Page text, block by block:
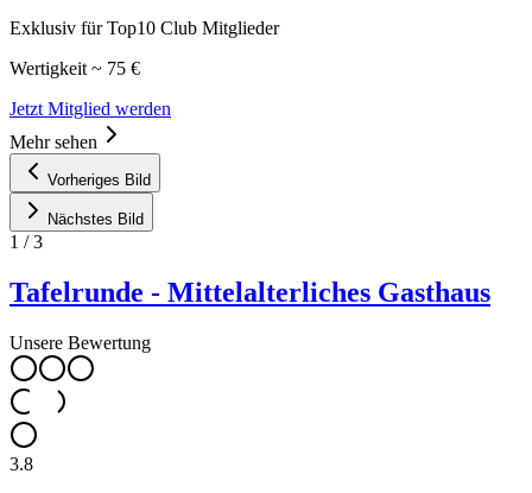
Exklusiv für Top10 Club Mitglieder
Wertigkeit ~ 75 €
Jetzt Mitglied werden
Mehr sehen
Vorheriges Bild
Nächstes Bild
1 /3
Tafelrunde - Mittelalterliches Gasthaus
Unsere Bewertung
3.8